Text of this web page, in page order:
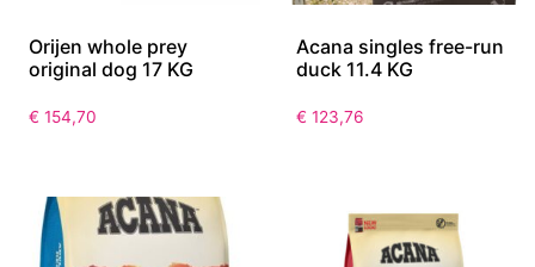
Orijen whole prey
original dog 17 KG
€ 154,70
Acana singles free-run
duck 11.4 KG
€ 123,76